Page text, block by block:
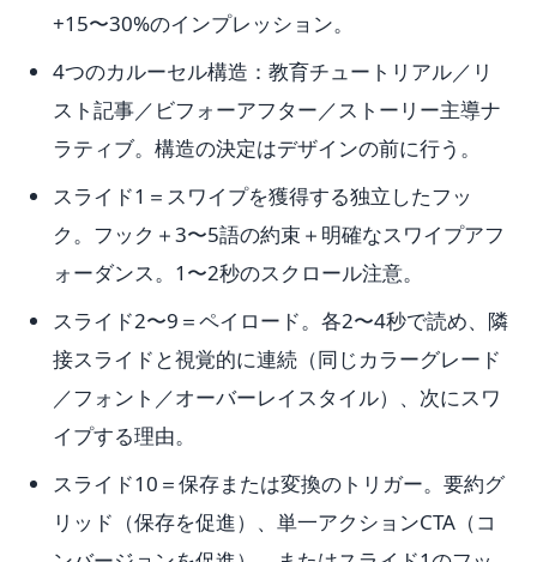
+15〜30%のインプレッション。
4つのカルーセル構造：教育チュートリアル／リ
スト記事／ビフォーアフター／ストーリー主導ナ
ラティブ。構造の決定はデザインの前に行う。
スライド1＝スワイプを獲得する独立したフッ
ク。フック＋3〜5語の約束＋明確なスワイプアフ
ォーダンス。1〜2秒のスクロール注意。
スライド2〜9＝ペイロード。各2〜4秒で読め、隣
接スライドと視覚的に連続（同じカラーグレード
／フォント／オーバーレイスタイル）、次にスワ
イプする理由。
スライド10＝保存または変換のトリガー。要約グ
リッド（保存を促進）、単一アクションCTA（コ